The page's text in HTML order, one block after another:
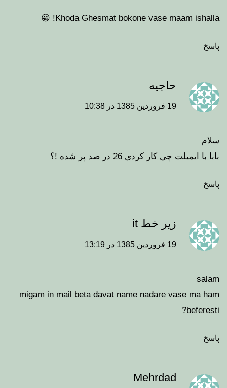
Khoda Ghesmat bokone vase maam ishalla! 😀
پاسخ
حاجیه
19 فروردین 1385 در 10:38
سلام
بابا با ایمیلت چی کار کردی 26 در صد پر شده !؟
پاسخ
زیر خط it
19 فروردین 1385 در 13:19
salam
migam in mail beta davat name nadare vase ma ham
beferesti?
پاسخ
Mehrdad